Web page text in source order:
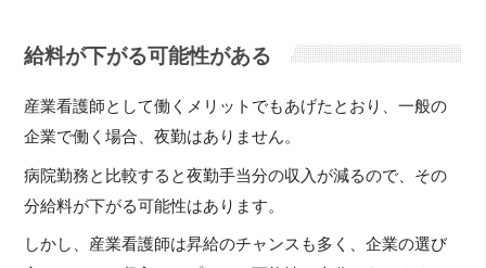
給料が下がる可能性がある
産業看護師として働くメリットでもあげたとおり、一般の
企業で働く場合、夜勤はありません。
病院勤務と比較すると夜勤手当分の収入が減るので、その
分給料が下がる可能性はあります。
しかし、産業看護師は昇給のチャンスも多く、企業の選び